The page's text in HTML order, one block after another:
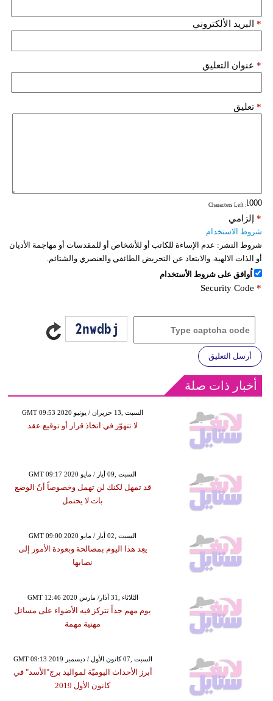
البريد الألكتروني *
عنوان التعليق *
تعليق *
: Characters Left
إلزامي *
شروط الاستخدام
شروط النشر: عدم الإساءة للكاتب أو للأشخاص أو للمقدسات أو مهاجمة الأديان
أو الذات الالهية. والابتعاد عن التحريض الطائفي والعنصري والشتائم.
اُوافق على شروط الأستخدام
Security Code *
أرسل التعليق
أخبار ذات صلة
GMT 09:53 2020 السبت ,13 حزيران / يونيو
لا تتهوّر في اتخاذ قرار أو توقيع عقد
GMT 09:17 2020 السبت ,09 أيار / مايو
قد تمهل لكنك لن تهمل وخصوصاً أنّ الوضع
بات لا يحتمل
GMT 09:00 2020 السبت ,02 أيار / مايو
يعِد هذا اليوم بمصالحة وبعودة الأمور إلى
نصابها
GMT 12:46 2020 الثلاثاء ,31 آذار/ مارس
يوم مهم جداً تتركز فيه الأضواء على مسائل
مهنية مهمة
GMT 09:13 2019 السبت ,07 كانون الأول / ديسمبر
أبرز الأحداث اليوميّة لمواليد برج"الأسد" في
كانون الأول 2019